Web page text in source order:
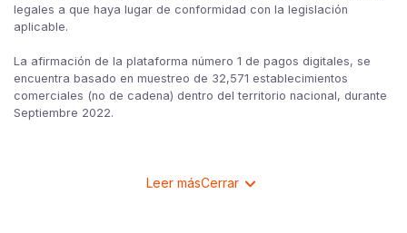
legales a que haya lugar de conformidad con la legislación
aplicable.
La afirmación de la plataforma número 1 de pagos digitales, se
encuentra basado en muestreo de 32,571 establecimientos
comerciales (no de cadena) dentro del territorio nacional, durante
Septiembre 2022.
Leer másCerrar